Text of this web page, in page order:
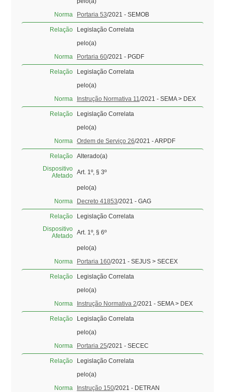
Norma
Portaria 53/2021 - SEMOB
Relação
Legislação Correlata
pelo(a)
Norma
Portaria 60/2021 - PGDF
Relação
Legislação Correlata
pelo(a)
Norma
Instrução Normativa 11 /2021 - SEMA > DEX
Relação
Legislação Correlata
pelo(a)
Norma
Ordem de Serviço 26/2021 - ARPDF
Relação Alterado(a)
Dispositivo
Afetado Art. 1º, § 3º
pelo(a)
Norma
Decreto 41853/2021 - GAG
Relação
Legislação Correlata
Dispositivo
Afetado Art. 1º, § 6º
pelo(a)
Norma
Portaria 160/2021 - SEJUS > SECEX
Relação
Legislação Correlata
pelo(a)
Norma
Instrução Normativa 2/2021 - SEMA > DEX
Relação
Legislação Correlata
pelo(a)
Norma
Portaria 25/2021 - SECEC
Relação
Legislação Correlata
pelo(a)
Norma
Instrução 150/2021 - DETRAN